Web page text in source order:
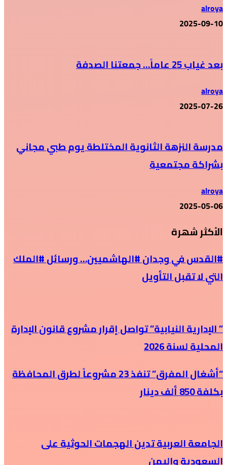
alroya
2025-09-10
بعد غياب 25 عاماً… جمعتنا الصدفة
alroya
2025-07-26
مدرسة النزهة الثانوية المختلطة يوم طبي مجاني
بشراكة مجتمعية
alroya
2025-05-06
الأكثر شهرة
#القدس في وجدان #الهاشميين… ورسائل #الملك
التي لا تقبل التأويل
” الإدارية النيابية” تواصل إقرار مشروع قانون الإدارة
المحلية لسنة 2026
“أشغال المفرق” تنفذ 23 مشروعاً لطرق المحافظة
بكلفة 850 ألف دينار
الجامعة العربية تدين الهجمات الحوثية على
السعودية واليمن